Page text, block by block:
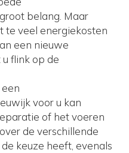
belang. Maar
te veel energiekosten
een nieuwe
flink op de
voor u kan
of het voeren
de verschillende
keuze heeft, evenals